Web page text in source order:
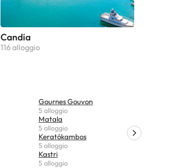
Candia
116 alloggio
Gournes Gouvon
5 alloggio
Matala
5 alloggio
Keratókambos
5 alloggio
Kastri
5 alloggio